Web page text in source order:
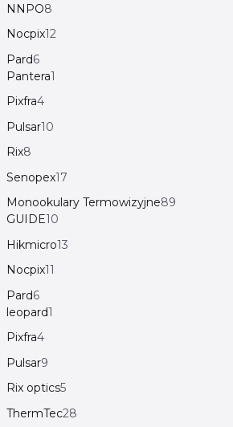
NNPO8
Nocpix12
Pard6
Pantera1
Pixfra4
Pulsar10
Rix8
Senopex17
Monookulary Termowizyjne89
GUIDE10
Hikmicro13
Nocpix11
Pard6
leopard1
Pixfra4
Pulsar9
Rix optics5
ThermTec28